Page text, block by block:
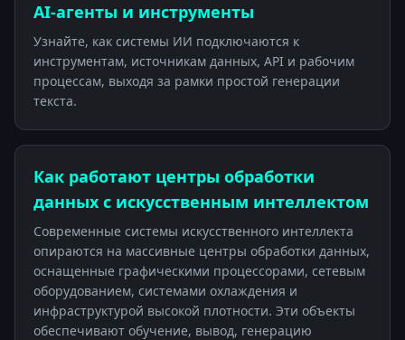
AI-агенты и инструменты
Узнайте, как системы ИИ подключаются к
инструментам, источникам данных, API и рабочим
процессам, выходя за рамки простой генерации
текста.
Как работают центры обработки
данных с искусственным интеллектом
Современные системы искусственного интеллекта
опираются на массивные центры обработки данных,
оснащенные графическими процессорами, сетевым
оборудованием, системами охлаждения и
инфраструктурой высокой плотности. Эти объекты
обеспечивают обучение, вывод, генерацию